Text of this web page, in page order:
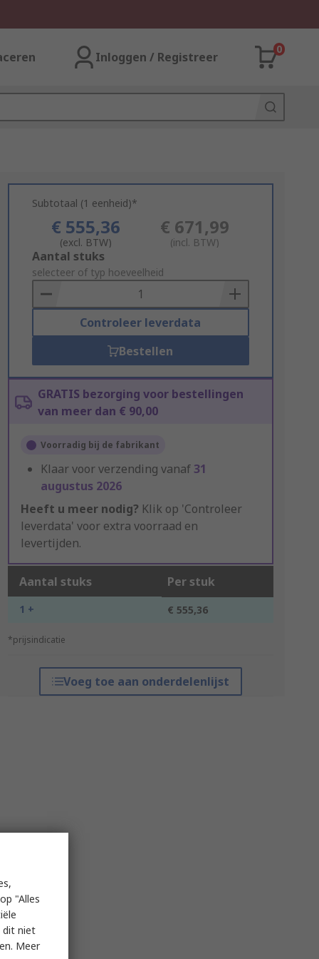
Inloggen / Registreer
0
Subtotaal (1 eenheid)*
€ 555,36
(excl. BTW)
€ 671,99
(incl. BTW)
Add
to
Basket
Aantal stuks
selecteer of typ hoeveelheid
Controleer leverdata
Bestellen
GRATIS bezorging voor bestellingen
van meer dan € 90,00
Voorradig bij de fabrikant
Klaar voor verzending vanaf31
augustus 2026
Heeft u meer nodig? Klik op 'Controleer
leverdata' voor extra voorraad en
levertijden.
Aantal stuks Per stuk
1 + € 555,36
*prijsindicatie
Voeg toe aan onderdelenlijst
"Alles
dit niet
Meer